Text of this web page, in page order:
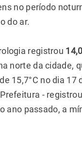
no período
do ar.
registrou
norte da cidade,
15,7°C no dia 17
-
ano passado, a